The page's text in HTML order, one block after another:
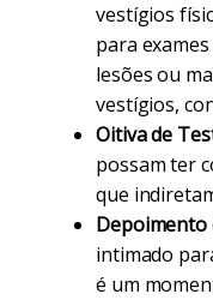
vestígios
para
lesões ou
vestígios,
Oitiva de
possam ter
que
Depoimento
intimado
é um